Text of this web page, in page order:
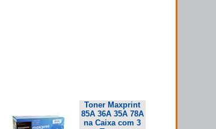
Toner Maxprint
85A 36A 35A 78A
na Caixa com 3